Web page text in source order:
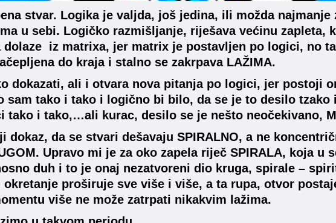
stvar. Logika je valjda, još jedina, ili možda najmanje
u sebi. Logičko razmišljanje, riješava većinu zapleta,
dolaze iz matrixa, jer matrix je postavljen po logici, no
do kraja i stalno se zakrpava LAŽIMA.
dokazati, ali i otvara nova pitanja po logici, jer postoji
sam tako i tako i logično bi bilo, da se je to desilo
tako i tako,…ali kurac, desilo se je nešto neočekivano,
dokaz, da se stvari dešavaju SPIRALNO, a ne
Upravo mi je za oko zapela riječ SPIRALA, koja u
duh i to je onaj nezatvoreni dio kruga, spirale –
proširuje sve više i više, a ta rupa, otvor
više ne može zatrpati nikakvim lažima.